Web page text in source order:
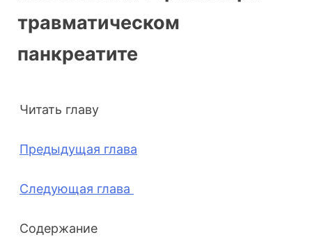
травматическом
панкреатите
Читать главу
Предыдущая глава
Следующая глава
Содержание